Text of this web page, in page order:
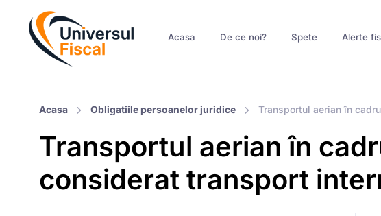
Acasa De ce noi? Spete Alerte
Acasa Obligatiile persoanelor juridice Transportul aerian în
Transportul aerian în
considerat transport